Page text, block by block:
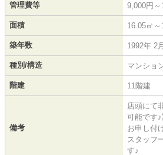
管理費等 9,000円～
面積 16.05㎡～
築年数 1992年 2
種別/構造 マンショ
階建 11階建
備考
店頭にて
可能です
お申し付
スタッフ
す♪